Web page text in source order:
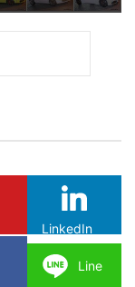
LinkedIn
Line